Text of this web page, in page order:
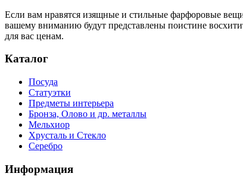
Если вам нравятся изящные и стильные фарфоровые
вашему вниманию будут представлены поистине
для вас ценам.
Каталог
Посуда
Статуэтки
Предметы интерьера
Бронза, Олово и др. металлы
Мельхиор
Хрусталь и Стекло
Серебро
Информация